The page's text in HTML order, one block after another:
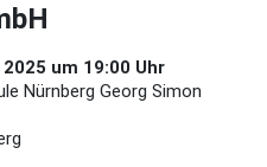
um 19:00 Uhr
Nürnberg Georg Simon